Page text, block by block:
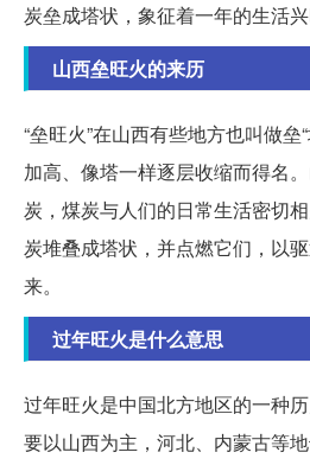
炭垒成塔状，象征着一年的生活兴
山西垒旺火的来历
“垒旺火”在山西有些地方也叫做垒
加高、像塔一样逐层收缩而得名
炭，煤炭与人们的日常生活密切
炭堆叠成塔状，并点燃它们，以
来。
过年旺火是什么意思
过年旺火是中国北方地区的一种
要以山西为主，河北、内蒙古等